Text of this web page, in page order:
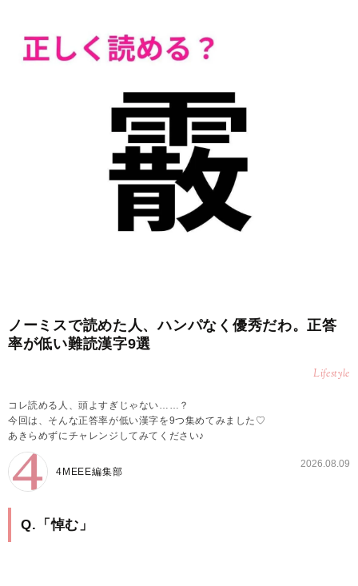
ノーミスで読めた人、ハンパなく優秀だわ。正答
率が低い難読漢字9選
Lifestyle
コレ読める人、頭よすぎじゃない……？
今回は、そんな正答率が低い漢字を9つ集めてみました♡
あきらめずにチャレンジしてみてください♪
4MEEE編集部
2026.08.09
Q.「悼む」